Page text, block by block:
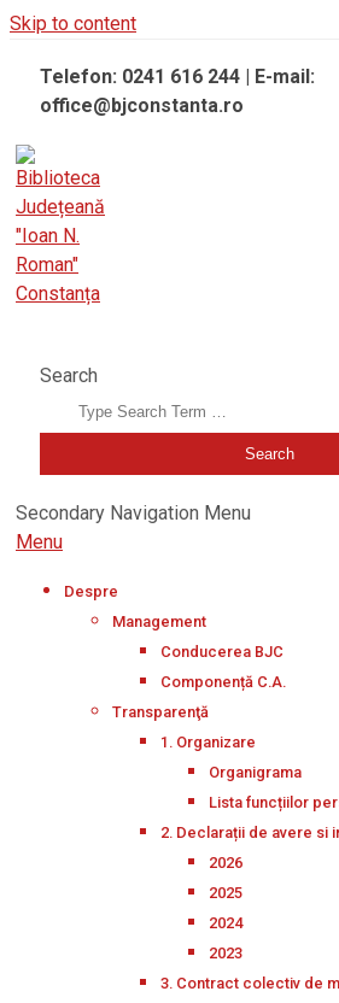
Skip to content
Telefon: 0241 616 244 | E-mail:
office@bjconstanta.ro
Search
Secondary Navigation Menu
Menu
Despre
Management
Conducerea BJC
Componență C.A.
Transparenţă
1. Organizare
Organigrama
Lista funcțiilor
2. Declarații de avere si
2026
2025
2024
2023
3. Contract colectiv de